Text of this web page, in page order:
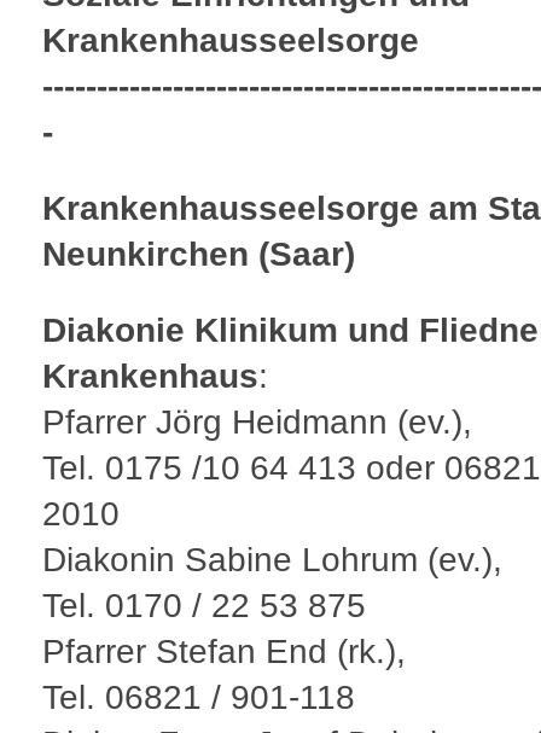
Krankenhausseelsorge
-
Krankenhausseelsorge am
Neunkirchen (Saar)
Diakonie Klinikum und
Krankenhaus:
Pfarrer Jörg Heidmann (ev.),
Tel. 0175 /10 64 413 oder
2010
Diakonin Sabine Lohrum (ev.),
Tel. 0170 / 22 53 875
Pfarrer Stefan End (rk.),
Tel. 06821 / 901-118